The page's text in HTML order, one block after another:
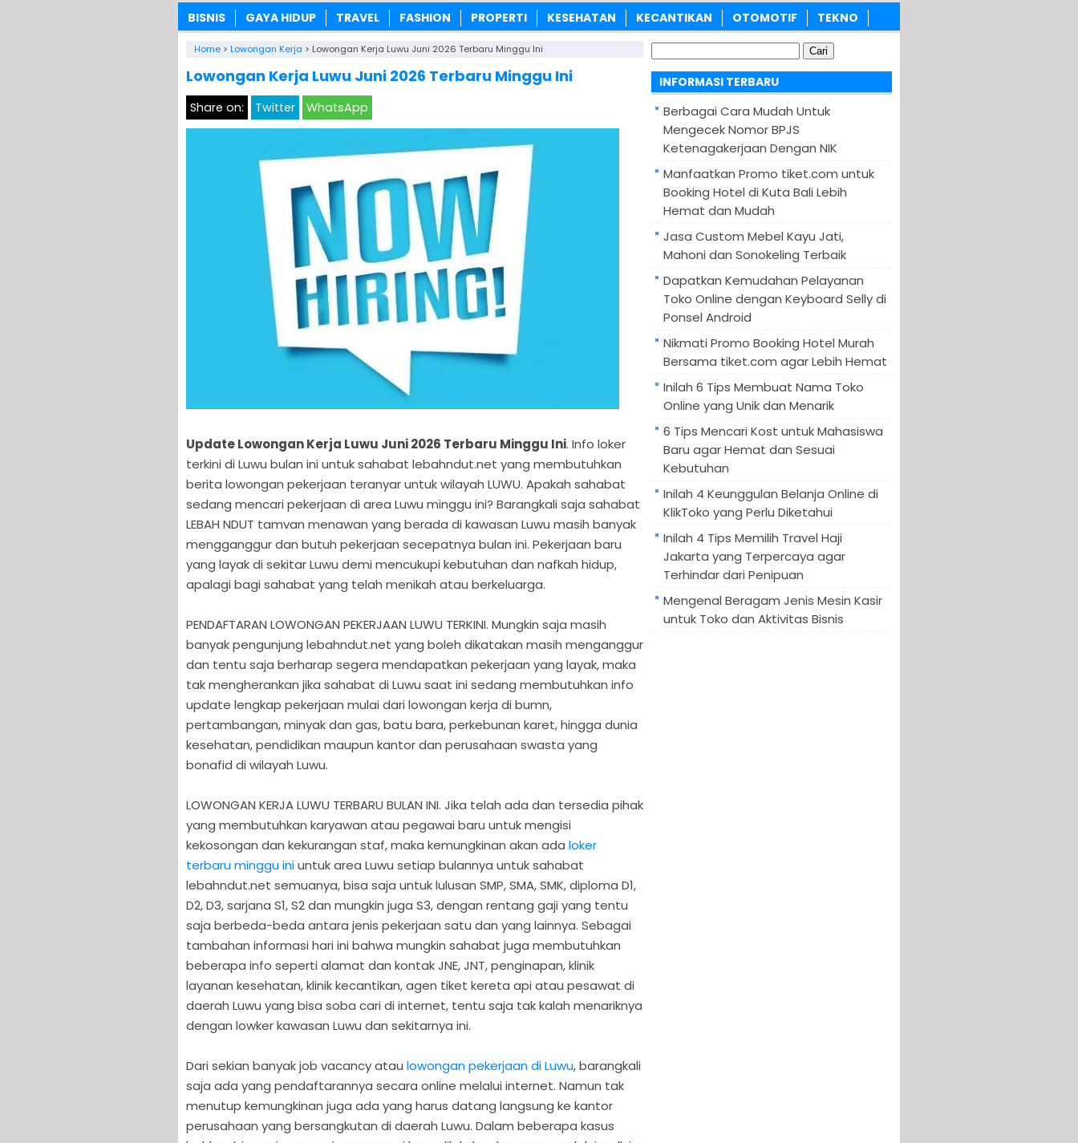
BISNIS GAYA HIDUP TRAVEL FASHION PROPERTI KESEHATAN KECANTIKAN OTOMOTIF TEKNO
Home > Lowongan Kerja > Lowongan Kerja Luwu Juni 2026 Terbaru Minggu Ini
Lowongan Kerja Luwu Juni 2026 Terbaru Minggu Ini
Share on: Twitter WhatsApp
Update Lowongan Kerja Luwu Juni 2026 Terbaru Minggu Ini. Info loker
terkini di Luwu bulan ini untuk sahabat lebahndut.net yang membutuhkan
berita lowongan pekerjaan teranyar untuk wilayah LUWU. Apakah sahabat
sedang mencari pekerjaan di area Luwu minggu ini? Barangkali saja sahabat
LEBAH NDUT tamvan menawan yang berada di kawasan Luwu masih banyak
mengganggur dan butuh pekerjaan secepatnya bulan ini. Pekerjaan baru
yang layak di sekitar Luwu demi mencukupi kebutuhan dan nafkah hidup,
apalagi bagi sahabat yang telah menikah atau berkeluarga.
PENDAFTARAN LOWONGAN PEKERJAAN LUWU TERKINI. Mungkin saja masih
banyak pengunjung lebahndut.net yang boleh dikatakan masih menganggur
dan tentu saja berharap segera mendapatkan pekerjaan yang layak, maka
tak mengherankan jika sahabat di Luwu saat ini sedang membutuhkan info
update lengkap pekerjaan mulai dari lowongan kerja di bumn,
pertambangan, minyak dan gas, batu bara, perkebunan karet, hingga dunia
kesehatan, pendidikan maupun kantor dan perusahaan swasta yang
bonafid di wilayah Luwu.
LOWONGAN KERJA LUWU TERBARU BULAN INI. Jika telah ada dan tersedia pihak
yang membutuhkan karyawan atau pegawai baru untuk mengisi
kekosongan dan kekurangan staf, maka kemungkinan akan ada loker
terbaru minggu iniuntuk area Luwu setiap bulannya untuk sahabat
lebahndut.net semuanya, bisa saja untuk lulusan SMP, SMA, SMK, diploma D1,
D2, D3, sarjana S1, S2 dan mungkin juga S3, dengan rentang gaji yang tentu
saja berbeda-beda antara jenis pekerjaan satu dan yang lainnya. Sebagai
tambahan informasi hari ini bahwa mungkin sahabat juga membutuhkan
beberapa info seperti alamat dan kontak JNE, JNT, penginapan, klinik
layanan kesehatan, klinik kecantikan, agen tiket kereta api atau pesawat di
daerah Luwu yang bisa soba cari di internet, tentu saja tak kalah menariknya
dengan lowker kawasan Luwu dan sekitarnya ini.
Dari sekian banyak job vacancy atau lowongan pekerjaan di Luwu, barangkali
saja ada yang pendaftarannya secara online melalui internet. Namun tak
menutup kemungkinan juga ada yang harus datang langsung ke kantor
perusahaan yang bersangkutan di daerah Luwu. Dalam beberapa kasus
untuk:
INFORMASI TERBARU
Berbagai Cara Mudah Untuk
Mengecek Nomor BPJS
Ketenagakerjaan Dengan NIK
Manfaatkan Promo tiket.com untuk
Booking Hotel di Kuta Bali Lebih
Hemat dan Mudah
Jasa Custom Mebel Kayu Jati,
Mahoni dan Sonokeling Terbaik
Dapatkan Kemudahan Pelayanan
Toko Online dengan Keyboard Selly di
Ponsel Android
Nikmati Promo Booking Hotel Murah
Bersama tiket.com agar Lebih Hemat
Inilah 6 Tips Membuat Nama Toko
Online yang Unik dan Menarik
6 Tips Mencari Kost untuk Mahasiswa
Baru agar Hemat dan Sesuai
Kebutuhan
Inilah 4 Keunggulan Belanja Online di
KlikToko yang Perlu Diketahui
Inilah 4 Tips Memilih Travel Haji
Jakarta yang Terpercaya agar
Terhindar dari Penipuan
Mengenal Beragam Jenis Mesin Kasir
untuk Toko dan Aktivitas Bisnis